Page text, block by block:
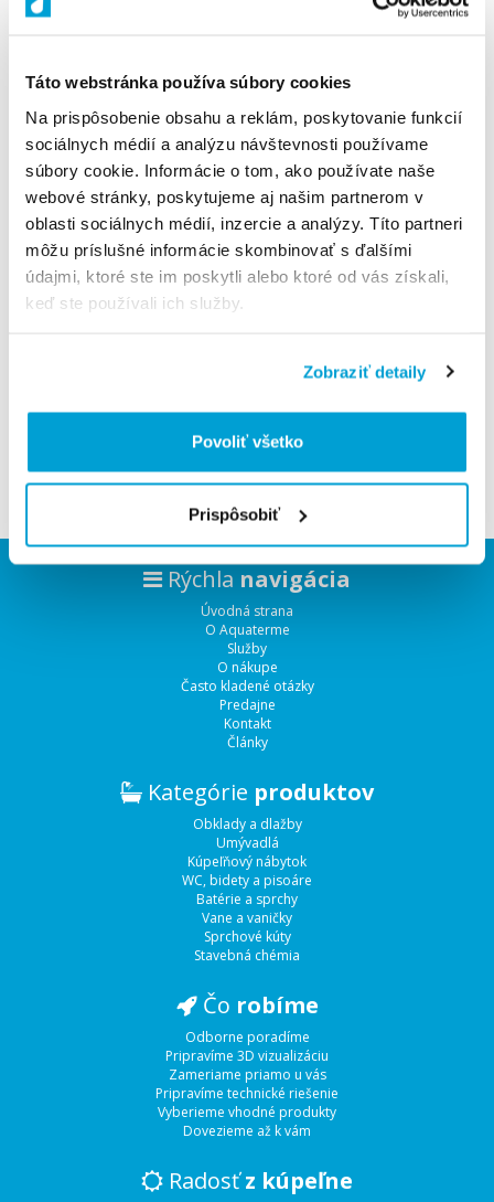
Táto webstránka používa súbory cookies
Na prispôsobenie obsahu a reklám, poskytovanie funkcií
sociálnych médií a analýzu návštevnosti používame
súbory cookie. Informácie o tom, ako používate naše
webové stránky, poskytujeme aj našim partnerom v
oblasti sociálnych médií, inzercie a analýzy. Títo partneri
môžu príslušné informácie skombinovať s ďalšími
údajmi, ktoré ste im poskytli alebo ktoré od vás získali,
keď ste používali ich služby.
Zobraziť detaily
Povoliť všetko
Prispôsobiť
− Množstvo
+ Do košíka
Poslať priateľovi | Vytlačiť
Zaradené v kategóriách: VODOVODNÉ BATÉRIE - SPRCHY
Umývadlová batéria s odtokovou súpravou s tiahlom, s
Rýchla navigácia
Úvodná strana
O Aquaterme
Služby
O nákupe
Často kladené otázky
Predajne
Kontakt
Články
Kategórie produktov
Obklady a dlažby
Umývadlá
Kúpeľňový nábytok
WC, bidety a pisoáre
Batérie a sprchy
Vane a vaničky
Sprchové kúty
Stavebná chémia
Čo robíme
Odborne poradíme
Pripravíme 3D vizualizáciu
Zameriame priamo u vás
Pripravíme technické riešenie
Vyberieme vhodné produkty
Dovezieme až k vám
Radosťz kúpeľne